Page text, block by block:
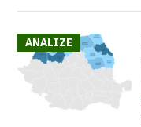
ANALIZE